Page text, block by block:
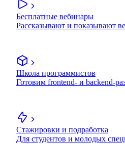
Бесплатные вебинары
Рассказывают и показывают
Школа программистов
Готовим frontend- и backend-
Стажировки и подработка
Для студентов и молодых